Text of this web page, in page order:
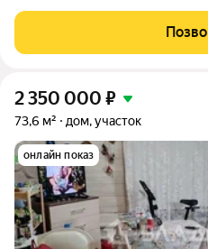
спокойной жизни,так и для
дом площадью 163 кв. м. с
2 350 000 ₽
73,6 м² дом, участок
онлайн показ